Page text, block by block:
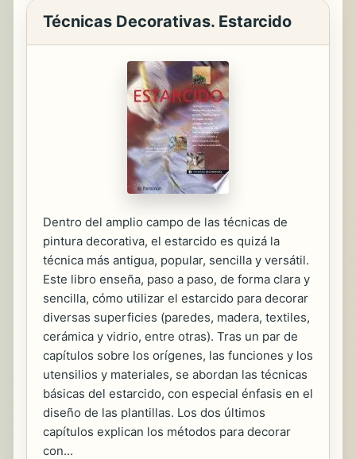
Técnicas Decorativas. Estarcido
Dentro del amplio campo de las técnicas de
pintura decorativa, el estarcido es quizá la
técnica más antigua, popular, sencilla y versátil.
Este libro enseña, paso a paso, de forma clara y
sencilla, cómo utilizar el estarcido para decorar
diversas superficies (paredes, madera, textiles,
cerámica y vidrio, entre otras). Tras un par de
capítulos sobre los orígenes, las funciones y los
utensilios y materiales, se abordan las técnicas
básicas del estarcido, con especial énfasis en el
diseño de las plantillas. Los dos últimos
capítulos explican los métodos para decorar
con...